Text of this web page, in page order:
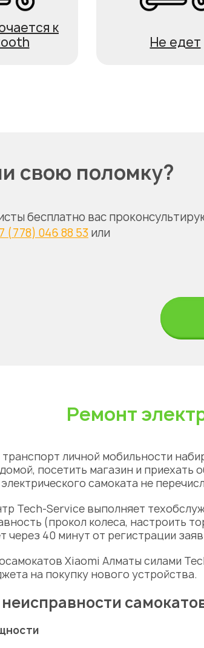
к
Не едет
свою поломку?
бесплатно вас
(778) 046 88 53 или
Ремонт
транспорт личной мобильности
посетить магазин и
самоката не
Tech-Service выполняет
(прокол колеса, настроить
через 40 минут от регистрации
Xiaomi Алматы силами
на покупку нового устройства.